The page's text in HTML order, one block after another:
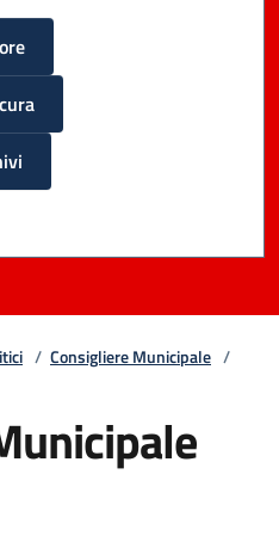
/ Consigliere Municipale /